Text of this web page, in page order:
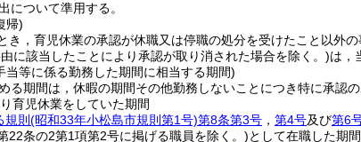
について準用する。
帰)
き，育児休業の承認が休職又は停職の処分を受けたこと以外
に該当したことにより承認が取り消された場合を除く。)は，
等に係る勤務した期間に相当する期間)
る期間は，休暇の期間その他勤務しないことにつき特に承認
育児休業をしていた期間
則 (昭和33年小松島市規則第1号)第8条第3号 ， 第4号及び第6
22条の2第1項第2号に掲げる職員を除く。)として在職した期間